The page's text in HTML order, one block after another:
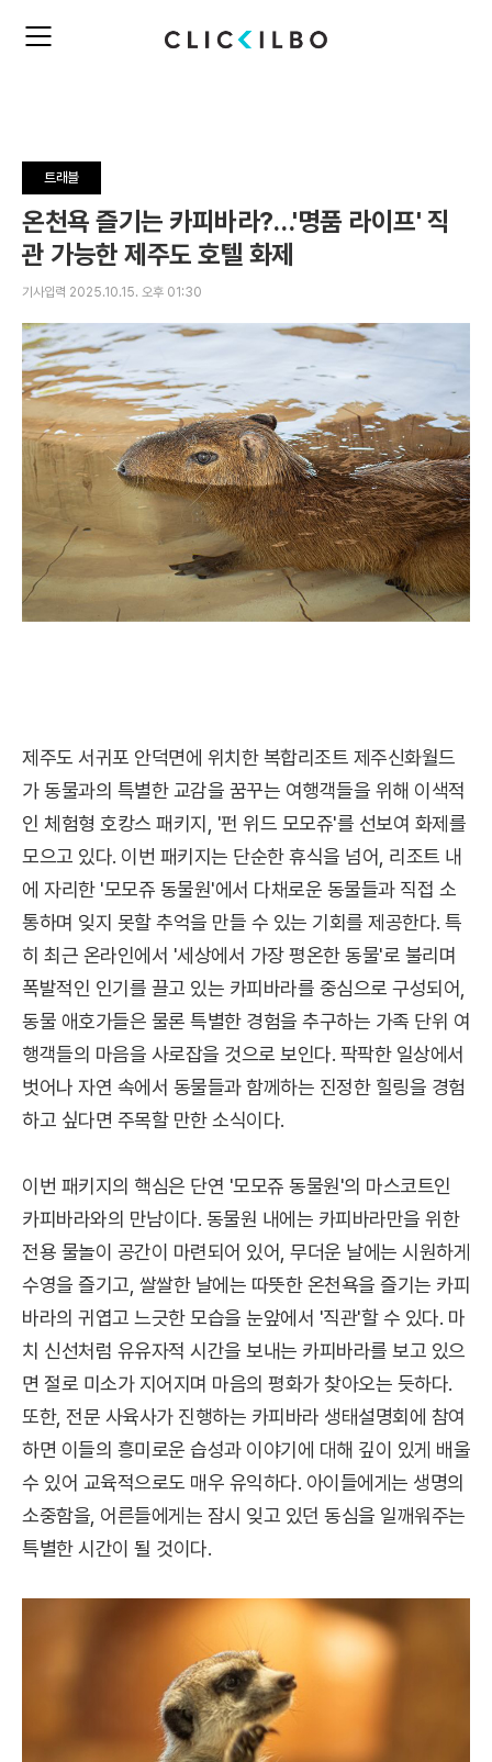
주
뉴
펼
치
기
트래블
온천욕 즐기는 카피바라?…'명품 라이프' 직
관 가능한 제주도 호텔 화제
기사입력 2025.10.15. 오후 01:30
제주도 서귀포 안덕면에 위치한 복합리조트 제주신화월드
가 동물과의 특별한 교감을 꿈꾸는 여행객들을 위해 이색적
인 체험형 호캉스 패키지, '펀 위드 모모쥬'를 선보여 화제를
모으고 있다. 이번 패키지는 단순한 휴식을 넘어, 리조트 내
에 자리한 '모모쥬 동물원'에서 다채로운 동물들과 직접 소
통하며 잊지 못할 추억을 만들 수 있는 기회를 제공한다. 특
히 최근 온라인에서 '세상에서 가장 평온한 동물'로 불리며
폭발적인 인기를 끌고 있는 카피바라를 중심으로 구성되어,
동물 애호가들은 물론 특별한 경험을 추구하는 가족 단위 여
행객들의 마음을 사로잡을 것으로 보인다. 팍팍한 일상에서
벗어나 자연 속에서 동물들과 함께하는 진정한 힐링을 경험
하고 싶다면 주목할 만한 소식이다.
이번 패키지의 핵심은 단연 '모모쥬 동물원'의 마스코트인
카피바라와의 만남이다. 동물원 내에는 카피바라만을 위한
전용 물놀이 공간이 마련되어 있어, 무더운 날에는 시원하게
수영을 즐기고, 쌀쌀한 날에는 따뜻한 온천욕을 즐기는 카피
바라의 귀엽고 느긋한 모습을 눈앞에서 '직관'할 수 있다. 마
치 신선처럼 유유자적 시간을 보내는 카피바라를 보고 있으
면 절로 미소가 지어지며 마음의 평화가 찾아오는 듯하다.
또한, 전문 사육사가 진행하는 카피바라 생태설명회에 참여
하면 이들의 흥미로운 습성과 이야기에 대해 깊이 있게 배울
수 있어 교육적으로도 매우 유익하다. 아이들에게는 생명의
소중함을, 어른들에게는 잠시 잊고 있던 동심을 일깨워주는
특별한 시간이 될 것이다.